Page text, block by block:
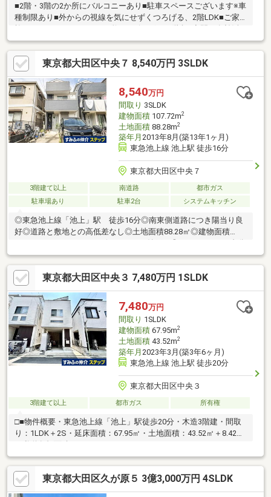
■2階・3階の2か所にバルコニーあり■駐車スペースございます※車
種制限あり■外からの視線を気にせずくつろげる、2階LDK■ご家
族のコミュニケーションが弾むリビングイン階段■空間を有効活
用できる壁付けキッチン■水まわりを1階に集約したスムーズな家
事動線■周辺は閑静な住宅街のため落ち着いて暮らせます■JR京浜
東北線・東急池上線・多摩川線「蒲田」駅 徒歩14分■複数路線
利用可能！交通アクセス良好の立地■通学指定校「池上第二小学
校」まで徒歩5分―リフォーム内容 2026年9月末完成予定―・キ
ッチン交換 ・浴室交換 ・トイレ交換・洗面化粧台交換 ・ク
ロス貼替 etc.
東京都大田区中央７ 8,540万円 3SLDK
8,540万円
間取り 3SLDK
建物面積107.72m2
土地面積88.28m2
築年月 2013年8月(築13年1ヶ月)
東急池上線 池上駅 徒歩16分
東京都大田区中央７
3階建て以上 南道路
都市ガス
駐車場あり
駐車2台 システムキッチン
◎東急池上線「池上」駅 徒歩16分◎南東側道路につき陽当り良
好◎道路と敷地との高低差なし◎土地面積88.28㎡◎建物面積
有（車種による）
東京都大田区中央３ 7,480万円 1SLDK
7,480万円
間取り 1SLDK
建物面積67.95m2
土地面積43.52m2
築年月 2023年3月(築3年6ヶ月)
東急池上線 池上駅 徒歩20分
東京都大田区中央３
3階建て以上 都市ガス 所有権
□■物件概要・東急池上線「池上」駅徒歩20分・木造3階建・間取
り：1LDK＋2S・延床面積：67.95㎡・土地面積：43.52㎡＋8.42㎡
（私道負担面積）
東京都大田区久が原５ 3億3,000万円 4SLDK